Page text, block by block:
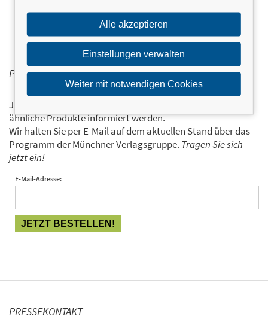
PERSONALISIERTE PRODUKTINFORMATIONEN
Ja, ich will über interessante Neuerscheinungen und
ähnliche Produkte informiert werden.
Wir halten Sie per E-Mail auf dem aktuellen Stand über das
Programm der Münchner Verlagsgruppe. Tragen Sie sich
jetzt ein!
E-Mail-Adresse:
PRESSEKONTAKT
Alle akzeptieren
Einstellungen verwalten
Weiter mit notwendigen Cookies